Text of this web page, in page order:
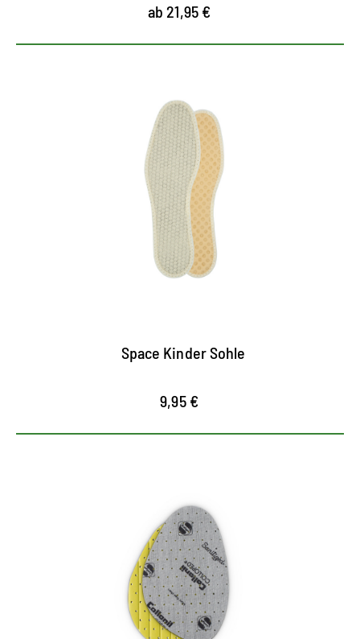
ab 21,95 €
Intelligente Einlegesohle
Einlegesohle mit Weltraumtechnologie für
maximalen Komfort
reagiert aktiv auf Temperaturwechsel, reguliert
die Temperatur im Schuh und gleicht
Schwankungen der Körpertemperatur aus
Bedarf wieder an den Fuß ab
Space Kinder Sohle
9,95 €
Halbsohle aus Latex
bequeme Halbsohle aus Latex-Schaum mit
textiler Oberfläche
durchgehende Perforierung für optimale